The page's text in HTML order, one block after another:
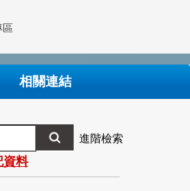
區
相關連結
進階檢索
資料